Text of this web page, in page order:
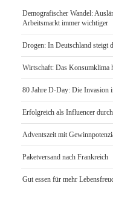
Demografischer Wandel:
Arbeitsmarkt immer wichtiger
Drogen: In Deutschland steigt
Wirtschaft: Das Konsumklima
80 Jahre D-Day: Die Invasion
Erfolgreich als Influencer
Adventszeit mit
Paketversand nach Frankreich
Gut essen für mehr